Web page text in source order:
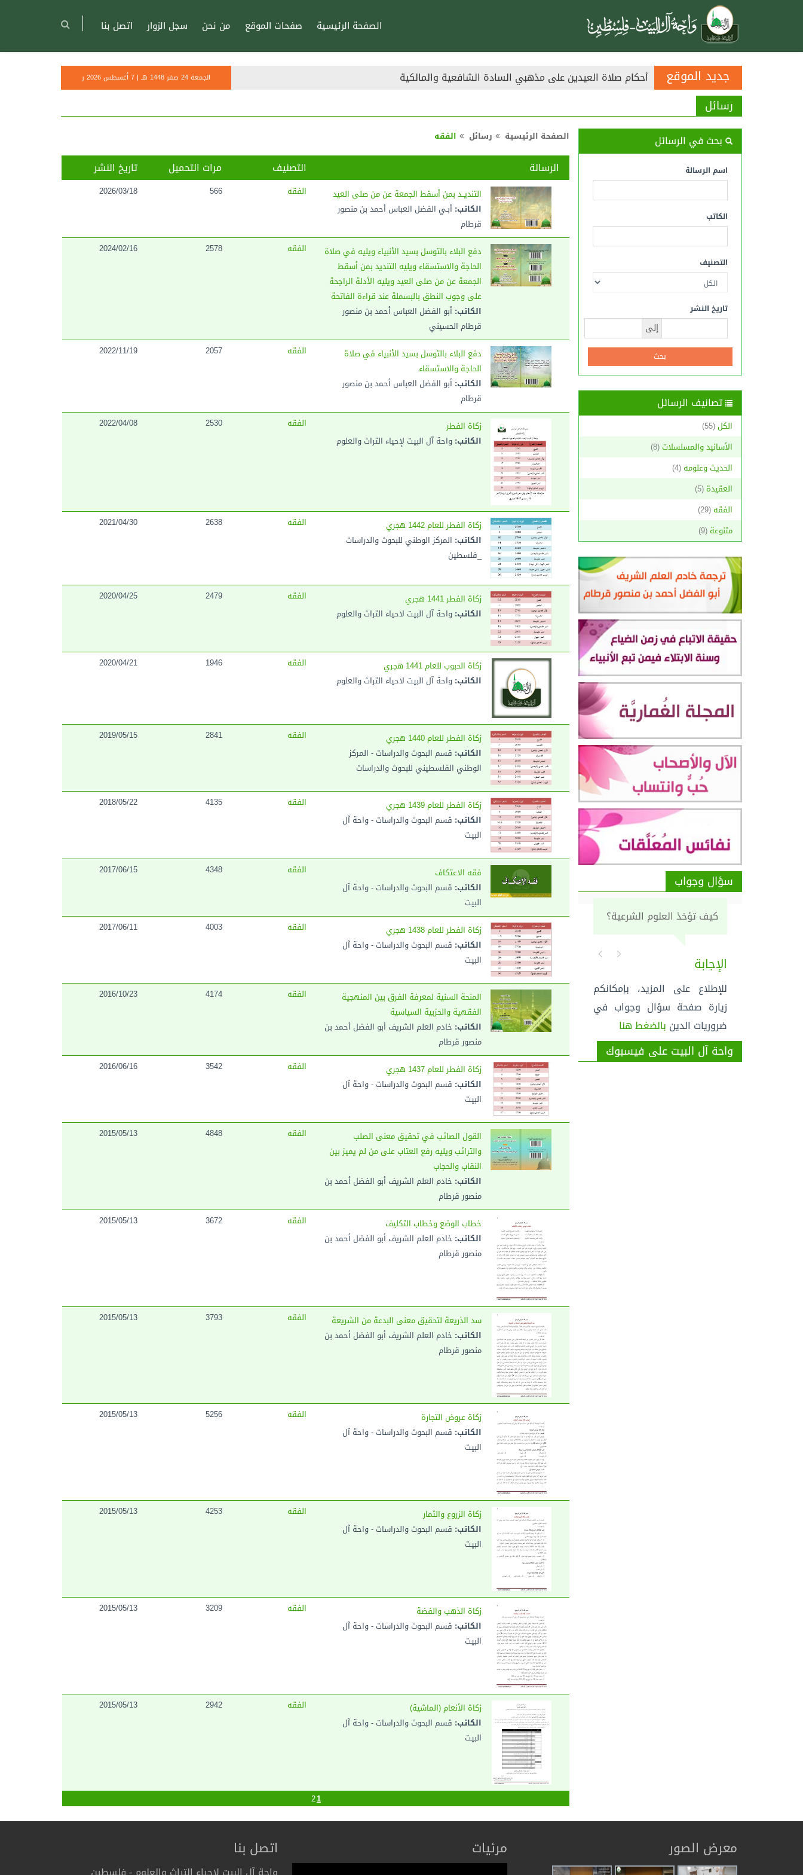
الصفحة الرئيسية صفحات الموقع من نحن سجل الزوار اتصل بنا
جديد الموقع
أحكام صلاة العيدين على مذهبي السادة الشافعية والمالكية
التنديــد بمن أسقط الجمعة عن من صلى العيد
الجمعة 24 صفر 1448 هـ | 7 أغسطس 2026 ر
رسائل
بحث في الرسائل
اسم الرسالة
الكاتب
التصنيف
تاريخ النشر
إلى
تصانيف الرسائل
الكل(55)
الأسانيد والمسلسلات(8)
الحديث وعلومه (4)
العقيدة(5)
الفقه (29)
متنوعة (9)
سؤال وجواب
كيف تؤخذ العلوم الشرعية؟
الإجابة
للإطلاع على المزيد، بإمكانكم
زيارة صفحة سؤال وجواب في
ضروريات الدين بالضغط هنا
واحة آل البيت على فيسبوك
الصفحة الرئيسية رسائل الفقه
الرسالة التصنيف مرات التحميل تاريخ النشر
التنديــد بمن أسقط الجمعة عن من صلى العيد
الكاتب: أبـي الفضل العباس أحمد بن منصور
قرطام
الفقه 566
2026/03/18
دفع البلاء بالتوسل بسيد الأنبياء ويليه في صلاة
الحاجة والاستسقاء ويليه التنديد بمن أسقط
الجمعة عن من صلى العيد ويليه الأدلة الراجحة
على وجوب النطق بالبسملة عند قراءة الفاتحة
الكاتب: أبو الفضل العباس أحمد بن منصور
قرطام الحسيني
الفقه 2578
2024/02/16
دفع البلاء بالتوسل بسيد الأنبياء في صلاة
الحاجة والاستسقاء
الكاتب: أبو الفضل العباس أحمد بن منصور
قرطام
الفقه 2057
2022/11/19
زكاة الفطر
الكاتب: واحة آل البيت لإحياء التراث والعلوم
الفقه 2530
2022/04/08
زكاة الفطر للعام 1442 هجري
الكاتب: المركز الوطني للبحوث والدراسات
_فلسطين
الفقه 2638
2021/04/30
زكاة الفطر 1441 هجري
الكاتب: واحة آل البيت لاحياء التراث والعلوم
الفقه 2479
2020/04/25
زكاة الحبوب للعام 1441 هجري
الكاتب: واحة آل البيت لاحياء التراث والعلوم
الفقه 1946
2020/04/21
زكاة الفطر للعام 1440 هجري
الكاتب: قسم البحوث والدراسات - المركز
الوطني الفلسطيني للبحوث والدراسات
الفقه 2841
2019/05/15
زكاة الفطر للعام 1439 هجري
الكاتب: قسم البحوث والدراسات - واحة آل
البيت
الفقه 4135
2018/05/22
فقه الاعتكاف
الكاتب: قسم البحوث والدراسات - واحة آل
البيت
الفقه 4348
2017/06/15
زكاة الفطر للعام 1438 هجري
الكاتب: قسم البحوث والدراسات - واحة آل
البيت
الفقه 4003
2017/06/11
المنحة السنية لمعرفة الفرق بين المنهجية
الفقهية والحزبية السياسية
الكاتب: خادم العلم الشريف أبو الفضل أحمد بن
منصور قرطام
الفقه 4174
2016/10/23
زكاة الفطر للعام 1437 هجري
الكاتب: قسم البحوث والدراسات - واحة آل
البيت
الفقه 3542
2016/06/16
القول الصائب في تحقيق معنى الصلب
والترائب ويليه رفع العتاب على من لم يميز بين
النقاب والحجاب
الكاتب: خادم العلم الشريف أبو الفضل أحمد بن
منصور قرطام
الفقه 4848
2015/05/13
خطاب الوضع وخطاب التكليف
الكاتب: خادم العلم الشريف أبو الفضل أحمد بن
منصور قرطام
الفقه 3672
2015/05/13
سد الذريعة لتحقيق معنى البدعة من الشريعة
الكاتب: خادم العلم الشريف أبو الفضل أحمد بن
منصور قرطام
الفقه 3793
2015/05/13
زكاة عروض التجارة
الكاتب: قسم البحوث والدراسات - واحة آل
البيت
الفقه 5256
2015/05/13
زكاة الزروع والثمار
الكاتب: قسم البحوث والدراسات - واحة آل
البيت
الفقه 4253
2015/05/13
زكاة الذهب والفضة
الكاتب: قسم البحوث والدراسات - واحة آل
البيت
الفقه 3209
2015/05/13
زكاة الأنعام (الماشية)
الكاتب: قسم البحوث والدراسات - واحة آل
البيت
الفقه 2942
2015/05/13
1
2
معرض الصور مرئيات اتصل بنا